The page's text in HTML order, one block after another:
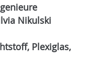
Nikulski
Plexiglas,